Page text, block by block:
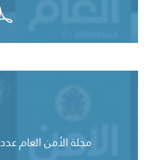
مجلة الأمن العام عدد 145 تشرين الأول 2025